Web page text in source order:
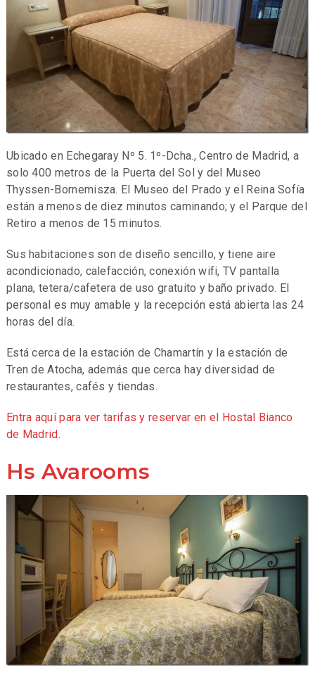
Ubicado en Echegaray Nº 5. 1º-Dcha., Centro de Madrid, a
solo 400 metros de la Puerta del Sol y del Museo
Thyssen-Bornemisza. El Museo del Prado y el Reina Sofía
están a menos de diez minutos caminando; y el Parque del
Retiro a menos de 15 minutos.
Sus habitaciones son de diseño sencillo, y tiene aire
acondicionado, calefacción, conexión wifi, TV pantalla
plana, tetera/cafetera de uso gratuito y baño privado. El
personal es muy amable y la recepción está abierta las 24
horas del día.
Está cerca de la estación de Chamartín y la estación de
Tren de Atocha, además que cerca hay diversidad de
restaurantes, cafés y tiendas.
Entra aquí para ver tarifas y reservar en el Hostal Bianco
de Madrid.
Hs Avarooms